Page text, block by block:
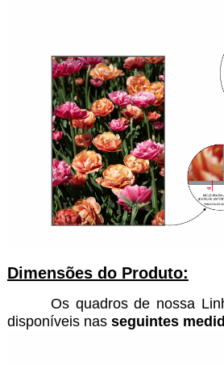
Dimensões do Produto:
Os quadros de nossa
disponíveis nas seguintes